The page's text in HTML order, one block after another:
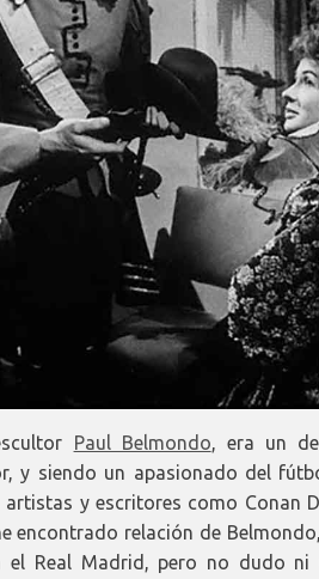
Paul Belmondo, era un
y siendo un apasionado del
y escritores como Conan
encontrado relación de
Real Madrid, pero no dudo ni